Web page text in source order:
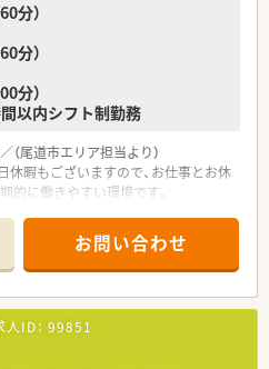
ベントにも積極的に取り組んでいま
るため時短勤務制度を活用し、生き生
ん薬剤師が多数在籍している会社で
、在宅医療の現場で医師や看護師と
している薬剤師もいらっしゃいま
大切にし、かかりつけ薬剤師として地
ているベテラン薬剤師が活躍してい
分）
分）
分）
以内シフト制勤務
尾道市エリア担当より）
休暇もございますので、お仕事とお休
的に働きやすい環境です。
て】
場所に位置しており、毎日のマイカ
い調剤薬局です。
的な科目から内科や精神科まで幅広
ほど応需しております。
積極的に実施しており、地域医療に
ある環境です。
お問い合わせ
ID： 99851